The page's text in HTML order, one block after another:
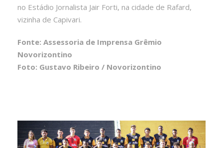
no Estádio Jornalista Jair Forti, na cidade de Rafard,
vizinha de Capivari.
Fonte: Assessoria de Imprensa Grêmio
Novorizontino
Foto: Gustavo Ribeiro / Novorizontino